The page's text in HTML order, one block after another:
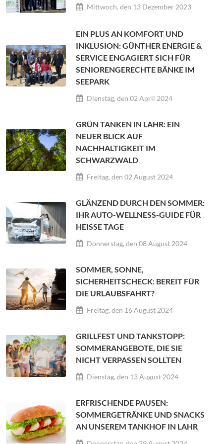
Mittwoch, den 13 Dezember 2023
EIN PLUS AN KOMFORT UND
INKLUSION: GÜNTHER ENERGIE &
SERVICE ENGAGIERT SICH FÜR
SENIORENGERECHTE BÄNKE IM
SEEPARK
Dienstag, den 02 April 2024
GRÜN TANKEN IN LAHR: EIN
NEUER BLICK AUF
NACHHALTIGKEIT IM
SCHWARZWALD
Freitag, den 02 August 2024
GLÄNZEND DURCH DEN SOMMER:
IHR AUTO-WELLNESS-GUIDE FÜR
HEISSE TAGE
Donnerstag, den 08 August 2024
SOMMER, SONNE,
SICHERHEITSCHECK: BEREIT FÜR
DIE URLAUBSFAHRT?
Freitag, den 16 August 2024
GRILLFEST UND TANKSTOPP:
SOMMERANGEBOTE, DIE SIE
NICHT VERPASSEN SOLLTEN
Dienstag, den 13 August 2024
ERFRISCHENDE PAUSEN:
SOMMERGETRÄNKE UND SNACKS
AN UNSEREM TANKHOF IN LAHR